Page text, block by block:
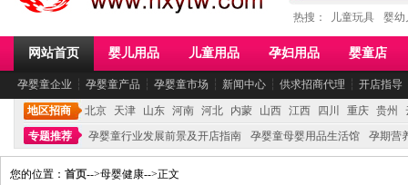
热搜： 儿童玩具 婴幼
网站首页 婴儿用品 儿童用品 孕妇用品 婴童店
孕婴童企业 ┆ 孕婴童产品 ┆ 孕婴童市场 ┆ 新闻中心 ┆ 供求招商代理 ┆ 开店指导
地区招商 北京 天津 山东 河南 河北 内蒙 山西 江西 四川 重庆 贵州
专题推荐
孕婴童行业发展前景及开店指南 孕婴童母婴用品生活馆 孕期营
您的位置： 首页-->母婴健康-->正文